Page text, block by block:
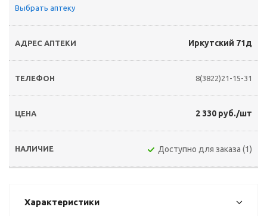
Выбрать аптеку
Иркутский 71д
8(3822)21-15-31
2 330 руб./шт
Доступно для заказа (1)
Характеристики